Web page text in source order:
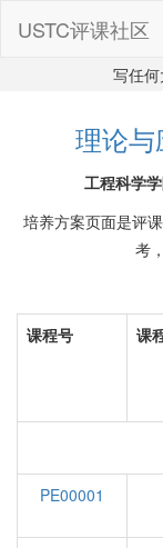
USTC评课社区
写任
理论与
工程科学
培养方案页面是评
考
课程号 课
PE00001